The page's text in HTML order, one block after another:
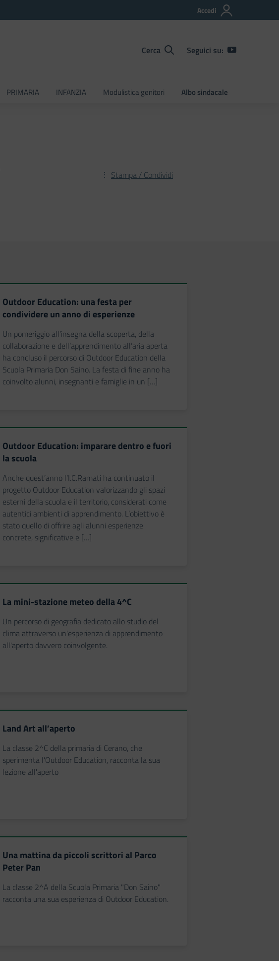
Accedi
Cerca Seguici su:
PRIMARIA INFANZIA Modulistica genitori Albo sindacale
Stampa / Condividi
Outdoor Education: una festa per
condividere un anno di esperienze
Un pomeriggio all’insegna della scoperta, della
collaborazione e dell’apprendimento all’aria aperta
ha concluso il percorso di Outdoor Education della
Scuola Primaria Don Saino. La festa di fine anno ha
coinvolto alunni, insegnanti e famiglie in un […]
Outdoor Education: imparare dentro e fuori
la scuola
Anche quest’anno l’I.C.Ramati ha continuato il
progetto Outdoor Education valorizzando gli spazi
esterni della scuola e il territorio, considerati come
autentici ambienti di apprendimento. L’obiettivo è
stato quello di offrire agli alunni esperienze
concrete, significative e […]
La mini-stazione meteo della 4^C
Un percorso di geografia dedicato allo studio del
clima attraverso un'esperienza di apprendimento
all'aperto davvero coinvolgente.
Land Art all’aperto
La classe 2^C della primaria di Cerano, che
sperimenta l'Outdoor Education, racconta la sua
lezione all'aperto
Una mattina da piccoli scrittori al Parco
Peter Pan
La classe 2^A della Scuola Primaria "Don Saino"
racconta una sua esperienza di Outdoor Education.